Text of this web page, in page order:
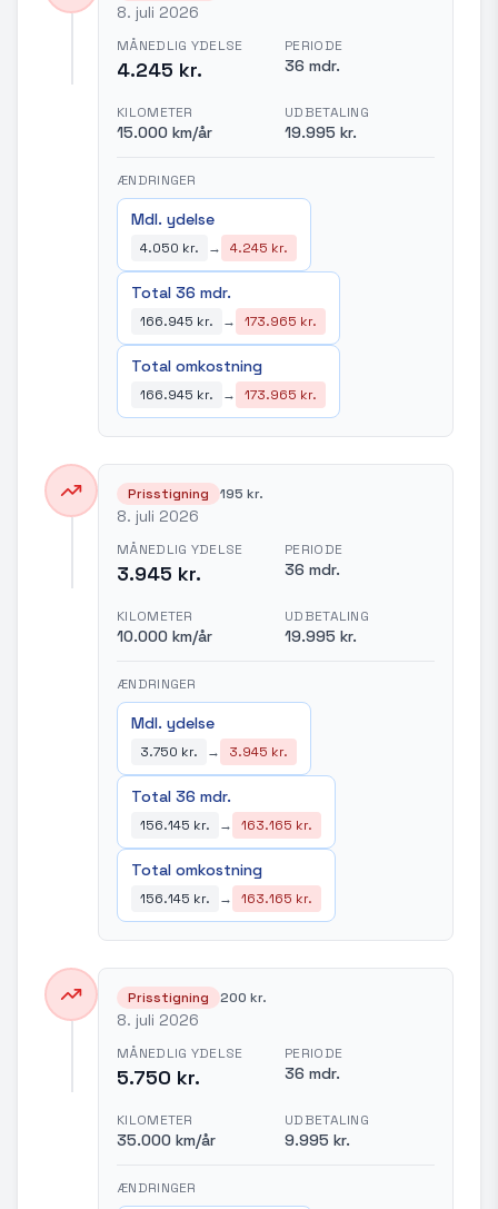
8. juli 2026
MÅNEDLIG YDELSE
4.245 kr.
PERIODE
36 mdr.
KILOMETER
15.000 km/år
UDBETALING
19.995 kr.
ÆNDRINGER
Mdl. ydelse
4.050 kr. → 4.245 kr.
Total 36 mdr.
166.945 kr. → 173.965 kr.
Total omkostning
166.945 kr. → 173.965 kr.
Prisstigning 195 kr.
8. juli 2026
MÅNEDLIG YDELSE
3.945 kr.
PERIODE
36 mdr.
KILOMETER
10.000 km/år
UDBETALING
19.995 kr.
ÆNDRINGER
Mdl. ydelse
3.750 kr. → 3.945 kr.
Total 36 mdr.
156.145 kr. → 163.165 kr.
Total omkostning
156.145 kr. → 163.165 kr.
Prisstigning 200 kr.
8. juli 2026
MÅNEDLIG YDELSE
5.750 kr.
PERIODE
36 mdr.
KILOMETER
35.000 km/år
UDBETALING
9.995 kr.
ÆNDRINGER